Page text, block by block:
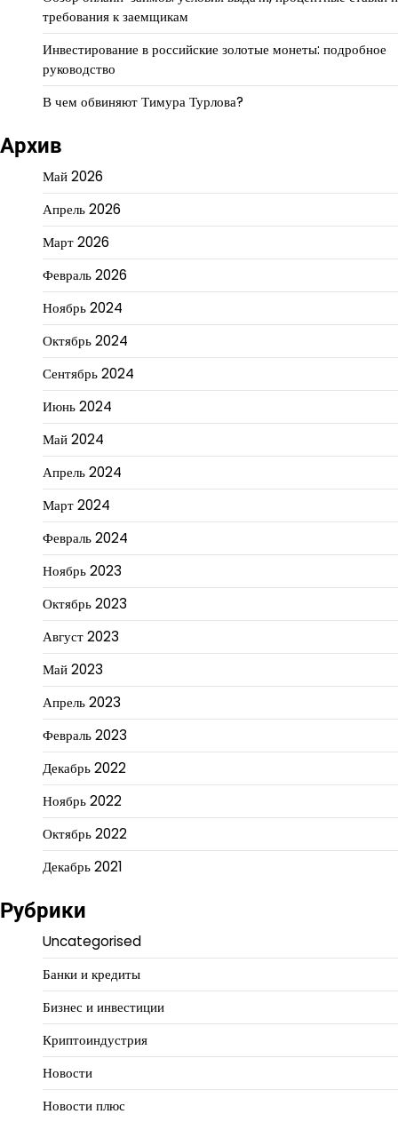
требования к заемщикам
Инвестирование в российские золотые монеты: подробное
руководство
В чем обвиняют Тимура Турлова?
Архив
Май 2026
Апрель 2026
Март 2026
Февраль 2026
Ноябрь 2024
Октябрь 2024
Сентябрь 2024
Июнь 2024
Май 2024
Апрель 2024
Март 2024
Февраль 2024
Ноябрь 2023
Октябрь 2023
Август 2023
Май 2023
Апрель 2023
Февраль 2023
Декабрь 2022
Ноябрь 2022
Октябрь 2022
Декабрь 2021
Рубрики
Uncategorised
Банки и кредиты
Бизнес и инвестиции
Криптоиндустрия
Новости
Новости плюс